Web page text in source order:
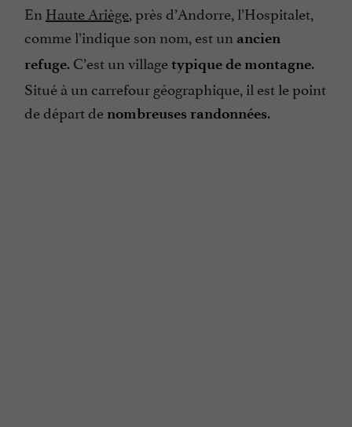
En Haute Ariège, près d’Andorre, l’Hospitalet,
comme l’indique son nom, est un ancien
refuge. C’est un villagetypique de montagne.
Situé à un carrefour géographique, il est le point
de départ de nombreuses randonnées.